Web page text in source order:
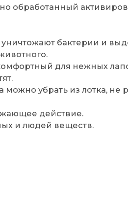
обработанный
бактерии и
для нежных
убрать из лотка, не
действие.
и людей веществ.